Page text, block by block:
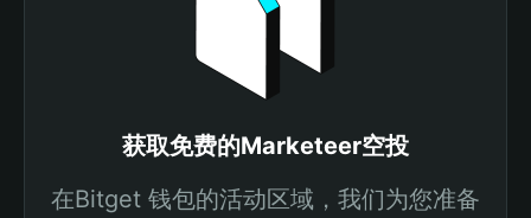
获取免费的Marketeer空投
在Bitget 钱包的活动区域，我们为您准备